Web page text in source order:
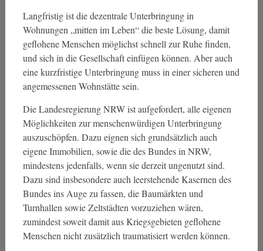
Langfristig ist die dezentrale Unterbringung in
Wohnungen „mitten im Leben“ die beste Lösung, damit
geflohene Menschen möglichst schnell zur Ruhe finden,
und sich in die Gesellschaft einfügen können. Aber auch
eine kurzfristige Unterbringung muss in einer sicheren und
angemessenen Wohnstätte sein.
Die Landesregierung NRW ist aufgefordert, alle eigenen
Möglichkeiten zur menschenwürdigen Unterbringung
auszuschöpfen. Dazu eignen sich grundsätzlich auch
eigene Immobilien, sowie die des Bundes in NRW,
mindestens jedenfalls, wenn sie derzeit ungenutzt sind.
Dazu sind insbesondere auch leerstehende Kasernen des
Bundes ins Auge zu fassen, die Baumärkten und
Turnhallen sowie Zeltstädten vorzuziehen wären,
zumindest soweit damit aus Kriegsgebieten geflohene
Menschen nicht zusätzlich traumatisiert werden können.